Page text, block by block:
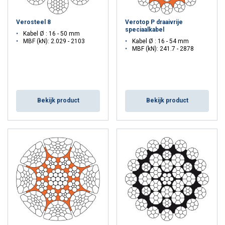
Verosteel 8
Kabel Ø : 16 - 50 mm
MBF (kN): 2.029 - 2103
Bekijk product
Verotop P draaivrije
speciaalkabel
Kabel Ø : 16 - 54 mm
MBF (kN): 241.7 - 2878
Bekijk product
Functioneel Niet-geclassificeerd
ALLES ACCEPTEREN
ALLES AFWIJZEN
DETAILS WEERGEVEN
Cookie Policy